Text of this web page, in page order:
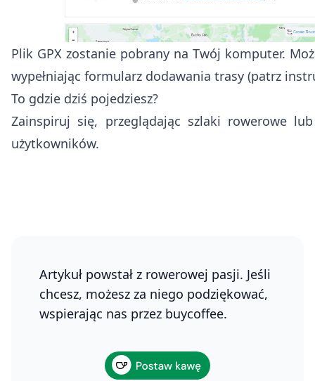
Plik GPX zostanie pobrany na Twój komputer.
wypełniając formularz dodawania trasy (patrz
To gdzie dziś pojedziesz?
Zainspiruj się, przeglądając szlaki rowerowe
użytkowników.
Artykuł powstał z rowerowej pasji. Jeśli
chcesz, możesz za niego podziękować,
wspierając nas przez buycoffee.